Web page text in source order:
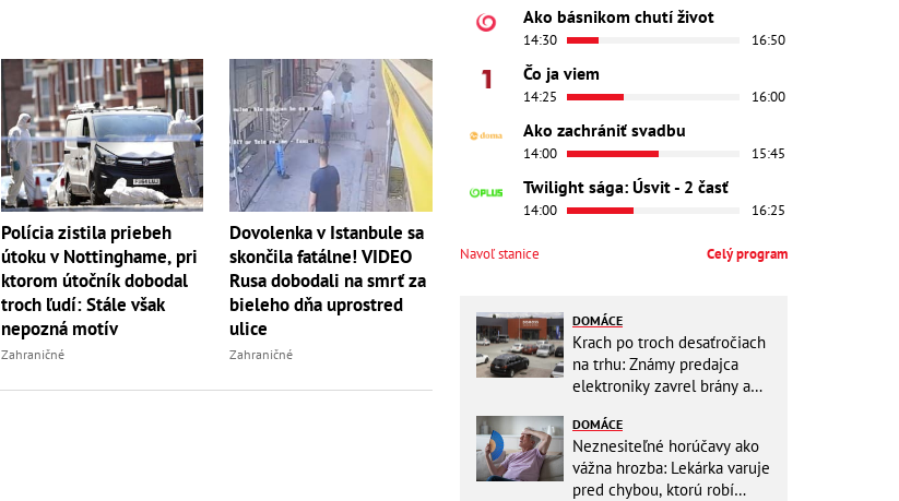
Polícia zistila priebeh
útoku v Nottinghame, pri
ktorom útočník dobodal
troch ľudí: Stále však
nepozná motív
Zahraničné
Dovolenka v Istanbule sa
skončila fatálne! VIDEO
Rusa dobodali na smrť za
bieleho dňa uprostred
ulice
Zahraničné
Ako básnikom chutí život
14:30 16:50
Čo ja viem
14:25 16:00
Ako zachrániť svadbu
14:00 15:45
Twilight sága: Úsvit - 2 časť
14:00 16:25
Navoľ stanice Celý program
DOMÁCE
Krach po troch desaťročiach
na trhu: Známy predajca
elektroniky zavrel brány a
DOMÁCE
Neznesiteľné horúčavy ako
vážna hrozba: Lekárka varuje
pred chybou, ktorú robí